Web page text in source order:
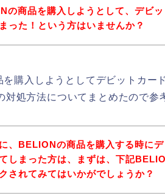
の商品を購入しようとして、デビ
った！という方はいませんか？
を購入しようとしてデビットカー
対処方法についてまとめたので参
、BELIONの商品を購入する時に
しまった方は、まずは、下記
されてみてはいかがでしょうか？